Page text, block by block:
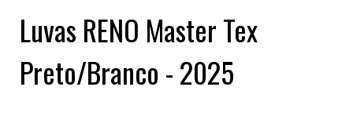
Luvas RENO Master Tex
Preto/Branco - 2025